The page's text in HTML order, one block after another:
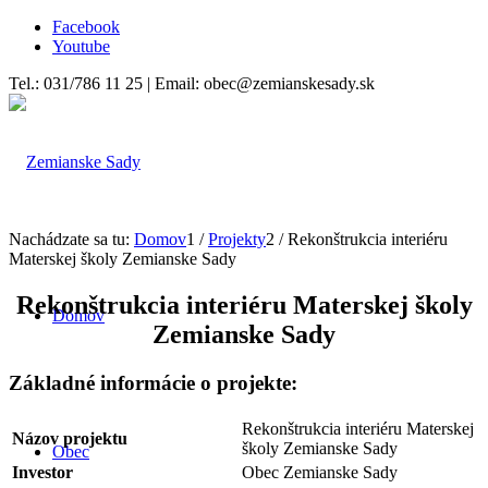
Facebook
Youtube
Tel.: 031/786 11 25 | Email: obec@zemianskesady.sk
Domov
Obec
Nachádzate sa tu: Domov1 / Projekty2 / Rekonštrukcia interiéru
Materskej školy Zemianske Sady
Rekonštrukcia interiéru Materskej školy
Zemianske Sady
Základné informácie o projekte:
Názov projektu
Rekonštrukcia interiéru Materskej
školy Zemianske Sady
Investor
Obec Zemianske Sady